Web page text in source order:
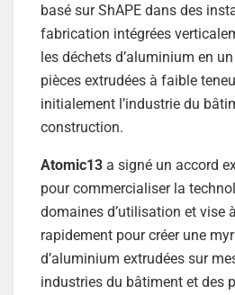
basé sur ShAPE dans des
fabrication intégrées
les déchets d’aluminium en
pièces extrudées à faible
initialement l’industrie du
construction.
Atomic13 a signé un accord
pour commercialiser la
domaines d’utilisation et vise
rapidement pour créer une
d’aluminium extrudées sur
industries du bâtiment et des